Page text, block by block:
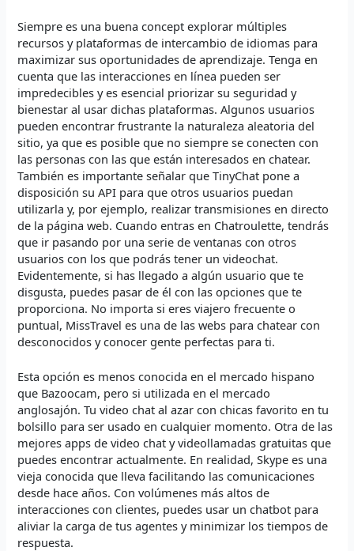
Siempre es una buena concept explorar múltiples
recursos y plataformas de intercambio de idiomas para
maximizar sus oportunidades de aprendizaje. Tenga en
cuenta que las interacciones en línea pueden ser
impredecibles y es esencial priorizar su seguridad y
bienestar al usar dichas plataformas. Algunos usuarios
pueden encontrar frustrante la naturaleza aleatoria del
sitio, ya que es posible que no siempre se conecten con
las personas con las que están interesados en chatear.
También es importante señalar que TinyChat pone a
disposición su API para que otros usuarios puedan
utilizarla y, por ejemplo, realizar transmisiones en directo
de la página web. Cuando entras en Chatroulette, tendrás
que ir pasando por una serie de ventanas con otros
usuarios con los que podrás tener un videochat.
Evidentemente, si has llegado a algún usuario que te
disgusta, puedes pasar de él con las opciones que te
proporciona. No importa si eres viajero frecuente o
puntual, MissTravel es una de las webs para chatear con
desconocidos y conocer gente perfectas para ti.
Esta opción es menos conocida en el mercado hispano
que Bazoocam, pero si utilizada en el mercado
anglosajón. Tu video chat al azar con chicas favorito en tu
bolsillo para ser usado en cualquier momento. Otra de las
mejores apps de video chat y videollamadas gratuitas que
puedes encontrar actualmente. En realidad, Skype es una
vieja conocida que lleva facilitando las comunicaciones
desde hace años. Con volúmenes más altos de
interacciones con clientes, puedes usar un chatbot para
aliviar la carga de tus agentes y minimizar los tiempos de
respuesta.